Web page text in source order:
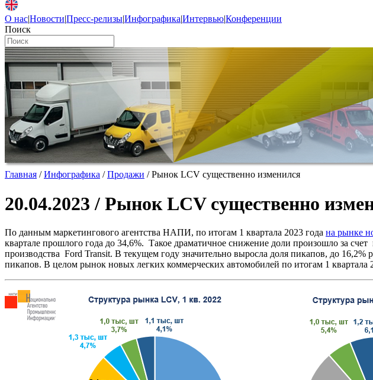
О нас|Новости|Пресс-релизы|Инфографика|Интервью|Конференции
Поиск
Главная /Инфографика /Продажи /Рынок LCV существенно изменился
20.04.2023 / Рынок LCV существенно
По данным маркетингового агентства НАПИ, по итогам 1 квартала 2023 года на рынке
квартале прошлого года до 34,6%. Такое драматичное снижение доли произошло за
производства Ford Transit. В текущем году значительно выросла доля пикапов, до
пикапов. В целом рынок новых легких коммерческих автомобилей по итогам 1 квартала